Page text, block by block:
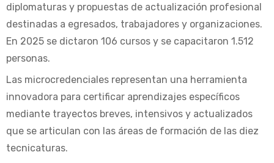
diplomaturas y propuestas de actualización profesional
destinadas a egresados, trabajadores y organizaciones.
En 2025 se dictaron 106 cursos y se capacitaron 1.512
personas.
Las microcredenciales representan una herramienta
innovadora para certificar aprendizajes específicos
mediante trayectos breves, intensivos y actualizados
que se articulan con las áreas de formación de las diez
tecnicaturas.